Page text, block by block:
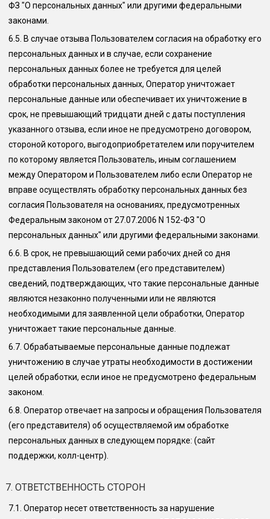
ФЗ "О персональных данных" или другими федеральными
законами.
6.5. В случае отзыва Пользователем согласия на обработку его
персональных данных и в случае, если сохранение
персональных данных более не требуется для целей
обработки персональных данных, Оператор уничтожает
персональные данные или обеспечивает их уничтожение в
срок, не превышающий тридцати дней с даты поступления
указанного отзыва, если иное не предусмотрено договором,
стороной которого, выгодоприобретателем или поручителем
по которому является Пользователь, иным соглашением
между Оператором и Пользователем либо если Оператор не
вправе осуществлять обработку персональных данных без
согласия Пользователя на основаниях, предусмотренных
Федеральным законом от 27.07.2006 N 152-ФЗ "О
персональных данных" или другими федеральными законами.
6.6. В срок, не превышающий семи рабочих дней со дня
представления Пользователем (его представителем)
сведений, подтверждающих, что такие персональные данные
являются незаконно полученными или не являются
необходимыми для заявленной цели обработки, Оператор
уничтожает такие персональные данные.
6.7. Обрабатываемые персональные данные подлежат
уничтожению в случае утраты необходимости в достижении
целей обработки, если иное не предусмотрено федеральным
законом.
6.8. Оператор отвечает на запросы и обращения Пользователя
(его представителя) об осуществляемой им обработке
персональных данных в следующем порядке: (сайт
поддержки, колл-центр)
7. ОТВЕТСТВЕННОСТЬ СТОРОН
7.1. Оператор несет ответственность за нарушение